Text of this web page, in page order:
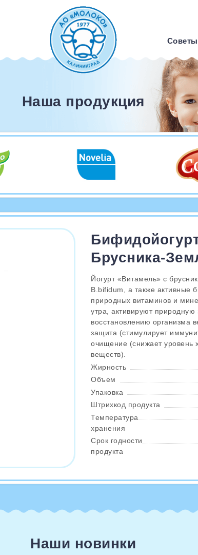
Наша продукция
Брусника-
Йогурт «Витамель» с
B.bifidum, а также активные
природных витаминов и
утра, активируют природную
восстановлению организма
защита (стимулирует
очищение (снижает уровень
веществ).
Жирность
Объем
Упаковка
Штрихкод продукта
Температура
хранения
Срок годности
продукта
Наши новинки